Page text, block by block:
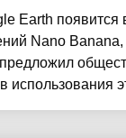
Earth появится
Nano
использования